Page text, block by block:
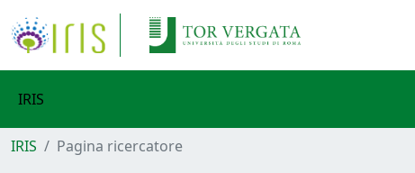
IRIS
IRIS Pagina ricercatore